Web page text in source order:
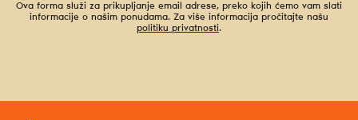
Ova forma služi za prikupljanje email adrese, preko kojih ćemo vam slati
informacije o našim ponudama. Za više informacija pročitajte našu
politiku privatnosti.